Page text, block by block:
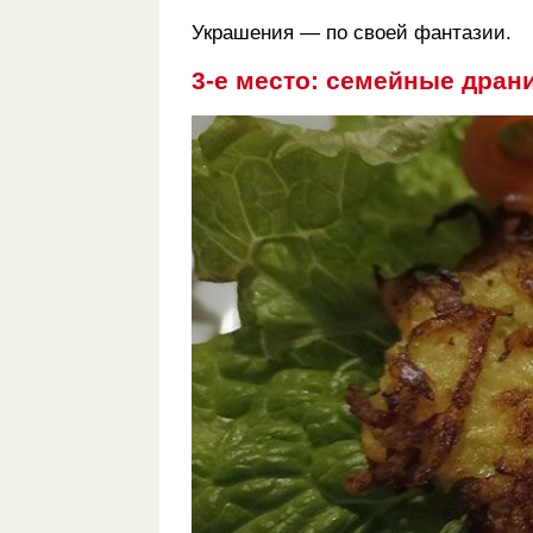
Украшения — по своей фантазии.
3-е место: семейные